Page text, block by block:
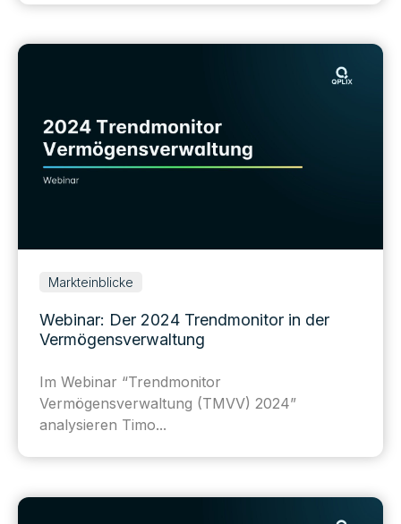
Markteinblicke
Webinar: Der 2024 Trendmonitor in der
Vermögensverwaltung
Im Webinar “Trendmonitor
Vermögensverwaltung (TMVV) 2024”
analysieren Timo...